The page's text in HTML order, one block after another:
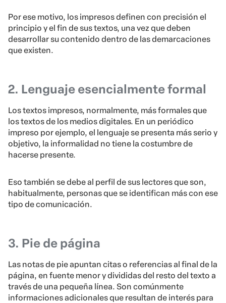
Por ese motivo, los impresos definen con precisión el
principio y el fin de sus textos, una vez que deben
desarrollar su contenido dentro de las demarcaciones
que existen.
2. Lenguaje esencialmente formal
Los textos impresos, normalmente, más formales que
los textos de los medios digitales. En un periódico
impreso por ejemplo, el lenguaje se presenta más serio y
objetivo, la informalidad no tiene la costumbre de
hacerse presente.
Eso también se debe al perfil de sus lectores que son,
habitualmente, personas que se identifican más con ese
tipo de comunicación.
3. Pie de página
Las notas de pie apuntan citas o referencias al final de la
página, en fuente menor y divididas del resto del texto a
través de una pequeña línea. Son comúnmente
informaciones adicionales que resultan de interés para